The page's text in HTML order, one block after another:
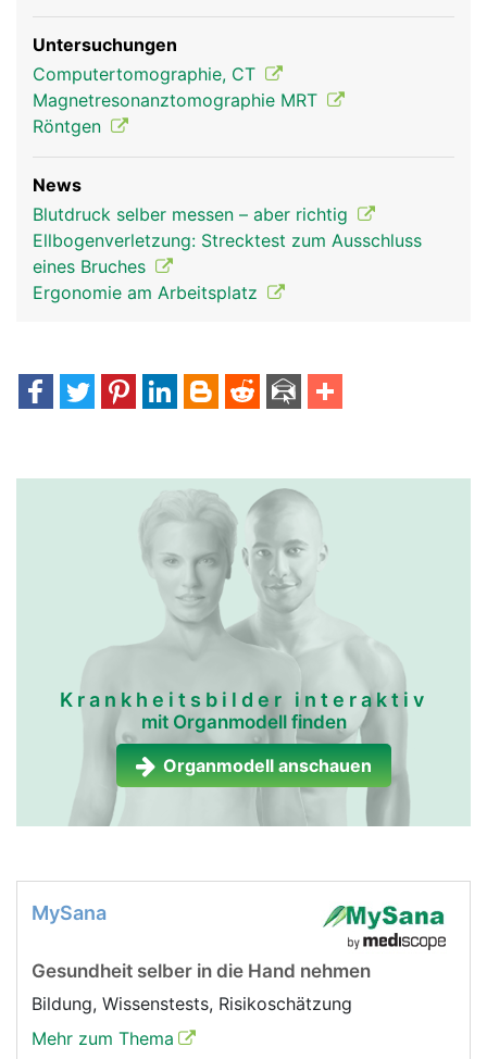
Untersuchungen
Computertomographie, CT
Magnetresonanztomographie MRT
Röntgen
News
Blutdruck selber messen – aber richtig
Ellbogenverletzung: Strecktest zum Ausschluss
eines Bruches
Ergonomie am Arbeitsplatz
Krankheitsbilder interaktiv
mit Organmodell finden
Organmodell anschauen
MySana
Gesundheit selber in die Hand nehmen
Bildung, Wissenstests, Risikoschätzung
Mehr zum Thema